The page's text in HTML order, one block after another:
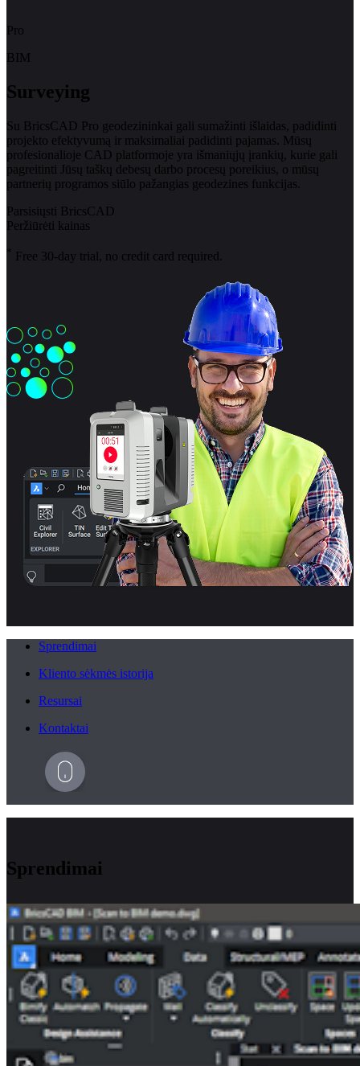
Pro
BIM
Surveying
Su BricsCAD Pro geodezininkai gali sumažinti išlaidas, padidinti
projekto efektyvumą ir maksimaliai padidinti pajamas. Mūsų
profesionalioje CAD platformoje yra išmaniųjų įrankių, kurie gali
pagreitinti Jūsų taškų debesų darbo procesų poreikius, o mūsų
partnerių programos siūlo pažangias geodezines funkcijas.
Parsisiųsti BricsCAD
Peržiūrėti kainas
* Free 30-day trial, no credit card required.
Sprendimai
Kliento sėkmės istorija
Resursai
Kontaktai
Sprendimai